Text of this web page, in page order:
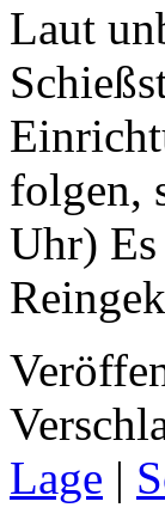
Laut
folgen,
Uhr) Es
Lage |